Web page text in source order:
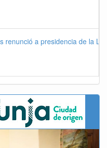
renunció a presidencia de la
Next